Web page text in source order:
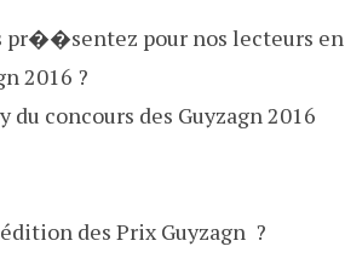
pr��sentez pour nos lecteurs en
2016 ?
concours des Guyzagn 2016
des Prix Guyzagn ?